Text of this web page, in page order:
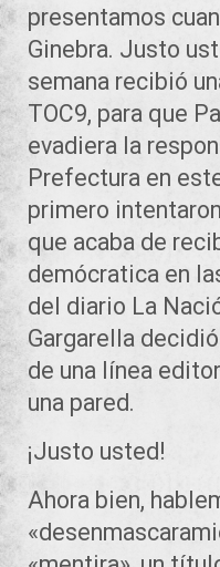
presentamos
Ginebra. Justo
semana recibió
TOC9, para que
evadiera la
Prefectura en
primero
que acaba de
demócratica en
del diario La
Gargarella
de una línea
una pared.
¡Justo usted!
Ahora bien,